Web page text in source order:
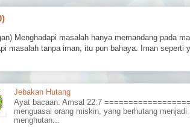
Menghadapi masalah hanya memandang pada
masalah tanpa iman, itu pun bahaya. Iman seperti
Jebakan Hutang
Ayat bacaan: Amsal 22:7
menguasai orang miskin, yang berhutang menjadi
menghutan...